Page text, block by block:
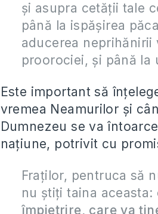
și asupra cetății tale
până la ispășirea
aducerea neprihănirii
proorociei, și până la
Este important să
vremea Neamurilor și
Dumnezeu se va
națiune, potrivit cu
Fraților, pentruca să
nu știți taina aceasta:
împietrire, care va